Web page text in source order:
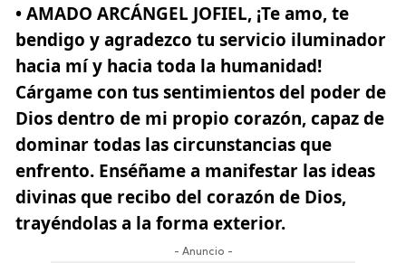
• AMADO ARCÁNGEL JOFIEL, ¡Te amo, te
bendigo y agradezco tu servicio iluminador
hacia mí y hacia toda la humanidad!
Cárgame con tus sentimientos del poder de
Dios dentro de mi propio corazón, capaz de
dominar todas las circunstancias que
enfrento. Enséñame a manifestar las ideas
divinas que recibo del corazón de Dios,
trayéndolas a la forma exterior.
- Anuncio -